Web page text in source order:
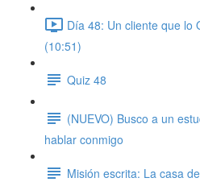
Día 48: Un cliente que lo
(10:51)
Quiz 48
(NUEVO) Busco a un
hablar conmigo
Misión escrita: La casa